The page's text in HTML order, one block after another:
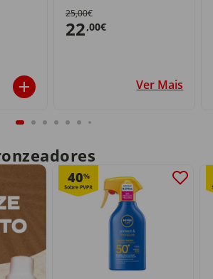
25,00€
22,00€
Ver Mais
40%